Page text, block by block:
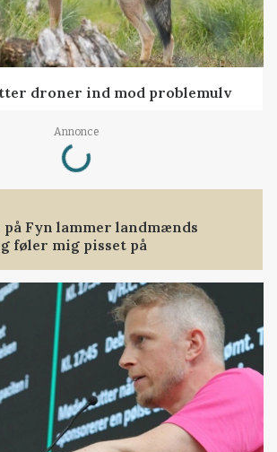
droner ind mod problemulv
Annonce
Loading...
Fyn lammer landmænds
føler mig pisset på